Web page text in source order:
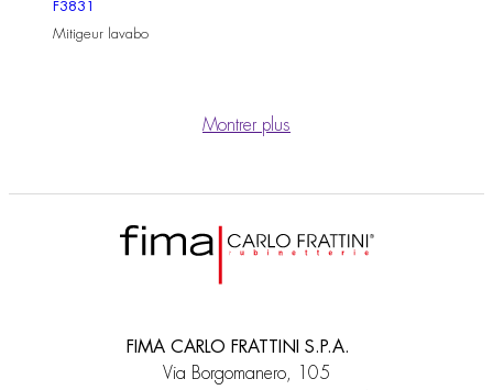
F3831
Mitigeur lavabo
Montrer plus
FIMA CARLO FRATTINI S.P.A.
Via Borgomanero, 105